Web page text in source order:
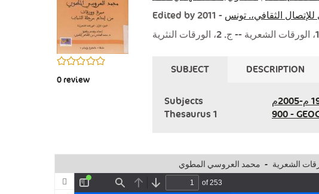
0/5
0 review
Edited by
الثقافي‏،. تونس - 2011
SUBJECT DESCRIPTION
Subjects
Thesaurus 1
900 -
محمد العروسي المطوي - الشعرية